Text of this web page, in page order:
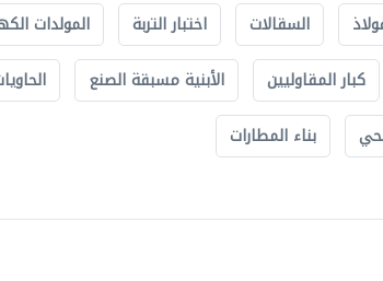
السقالات اختبار التربة المولدات
كبار المقاوليين الأبنية مسبقة الصنع
بناء المطارات